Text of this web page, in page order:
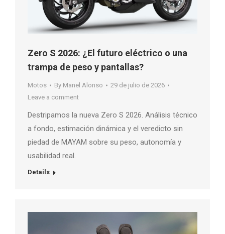
Zero S 2026: ¿El futuro eléctrico o una
trampa de peso y pantallas?
Motos By Manel Alonso
29 de julio de 2026
Leave a comment
Destripamos la nueva Zero S 2026. Análisis técnico
a fondo, estimación dinámica y el veredicto sin
piedad de MAYAM sobre su peso, autonomía y
usabilidad real.
Details